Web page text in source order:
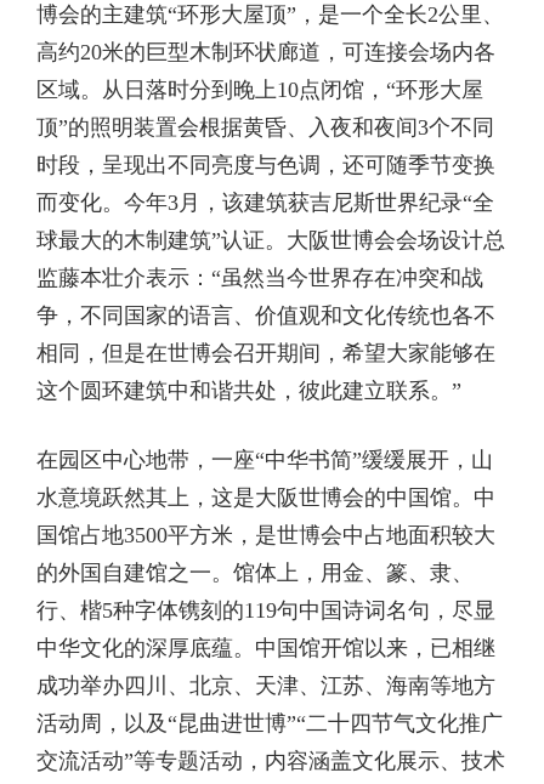
博会的主建筑“环形大屋顶”，是一个全长2公里、
高约20米的巨型木制环状廊道，可连接会场内各
区域。从日落时分到晚上10点闭馆，“环形大屋
顶”的照明装置会根据黄昏、入夜和夜间3个不同
时段，呈现出不同亮度与色调，还可随季节变换
而变化。今年3月，该建筑获吉尼斯世界纪录“全
球最大的木制建筑”认证。大阪世博会会场设计总
监藤本壮介表示：“虽然当今世界存在冲突和战
争，不同国家的语言、价值观和文化传统也各不
相同，但是在世博会召开期间，希望大家能够在
这个圆环建筑中和谐共处，彼此建立联系。”
在园区中心地带，一座“中华书简”缓缓展开，山
水意境跃然其上，这是大阪世博会的中国馆。中
国馆占地3500平方米，是世博会中占地面积较大
的外国自建馆之一。馆体上，用金、篆、隶、
行、楷5种字体镌刻的119句中国诗词名句，尽显
中华文化的深厚底蕴。中国馆开馆以来，已相继
成功举办四川、北京、天津、江苏、海南等地方
活动周，以及“昆曲进世博”“二十四节气文化推广
交流活动”等专题活动，内容涵盖文化展示、技术